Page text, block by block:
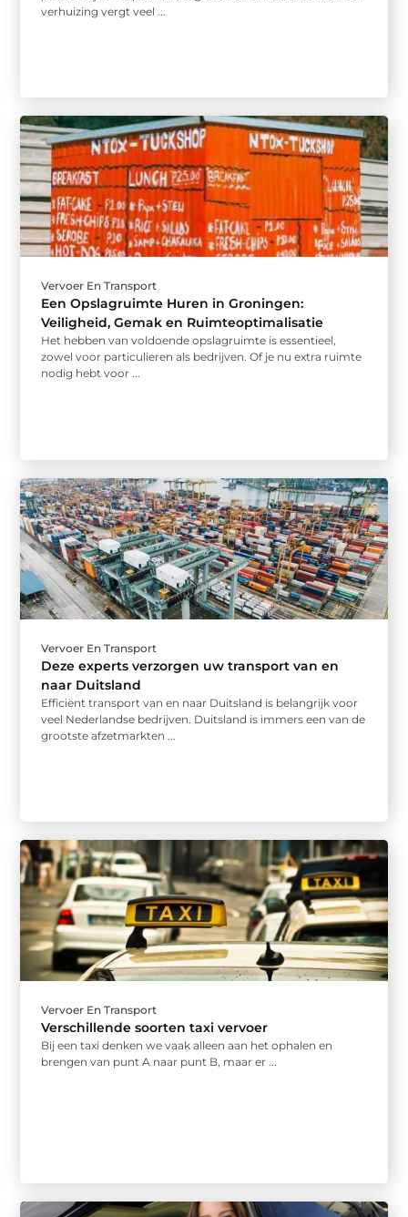
verhuizing vergt veel ...
Vervoer En Transport
Een Opslagruimte Huren in Groningen:
Veiligheid, Gemak en Ruimteoptimalisatie
Het hebben van voldoende opslagruimte is essentieel,
zowel voor particulieren als bedrijven. Of je nu extra ruimte
nodig hebt voor ...
Vervoer En Transport
Deze experts verzorgen uw transport van en
naar Duitsland
Efficiënt transport van en naar Duitsland is belangrijk voor
veel Nederlandse bedrijven. Duitsland is immers een van de
grootste afzetmarkten ...
Vervoer En Transport
Verschillende soorten taxi vervoer
Bij een taxi denken we vaak alleen aan het ophalen en
brengen van punt A naar punt B, maar er ...